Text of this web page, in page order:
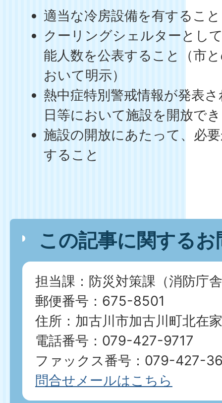
適当な冷房設備を有すること
クーリングシェルターとし
能人数を公表すること（市
おいて明示）
熱中症特別警戒情報が発表
日等において施設を開放で
施設の開放にあたって、必
すること
この記事に関する
担当課：防災対策課（消防庁
郵便番号：675-8501
住所：加古川市加古川町北在
電話番号：079-427-9717
ファックス番号：079-427-
問合せメールはこちら